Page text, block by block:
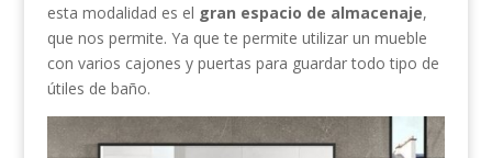
esta modalidad es el gran espacio de almacenaje,
que nos permite. Ya que te permite utilizar un mueble
con varios cajones y puertas para guardar todo tipo de
útiles de baño.